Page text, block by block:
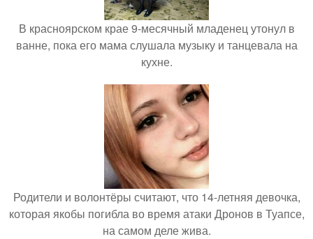
В красноярском крае 9-месячный младенец утонул в
ванне, пока его мама слушала музыку и танцевала на
кухне.
Родители и волонтёры считают, что 14-летняя девочка,
которая якобы погибла во время атаки Дронов в Туапсе,
на самом деле жива.